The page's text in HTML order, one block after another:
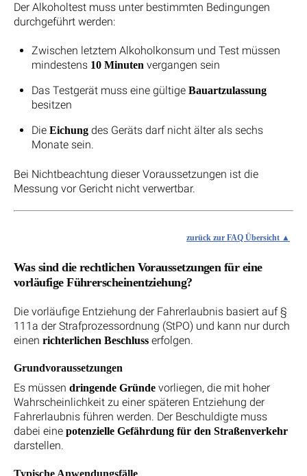
Der Alkoholtest muss unter bestimmten Bedingungen
durchgeführt werden:
Zwischen letztem Alkoholkonsum und Test müssen
mindestens 10 Minutenvergangen sein
Das Testgerät muss eine gültige Bauartzulassung
besitzen
Die Eichungdes Geräts darf nicht älter als sechs
Monate sein.
Bei Nichtbeachtung dieser Voraussetzungen ist die
Messung vor Gericht nicht verwertbar.
zurück zur FAQ Übersicht
Was sind die rechtlichen Voraussetzungen für eine
vorläufige Führerscheinentziehung?
Die vorläufige Entziehung der Fahrerlaubnis basiert auf §
111a der Strafprozessordnung (StPO) und kann nur durch
einen richterlichen Beschluss erfolgen.
Grundvoraussetzungen
Es müssen dringende Gründe vorliegen, die mit hoher
Wahrscheinlichkeit zu einer späteren Entziehung der
Fahrerlaubnis führen werden. Der Beschuldigte muss
dabei eine potenzielle Gefährdung für den Straßenverkehr
darstellen.